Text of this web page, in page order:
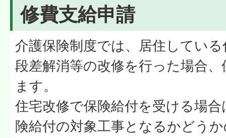
修費支給申請
介護保険制度では、居住してい
段差解消等の改修を行った場合
ます。
住宅改修で保険給付を受ける場
険給付の対象工事となるかどう